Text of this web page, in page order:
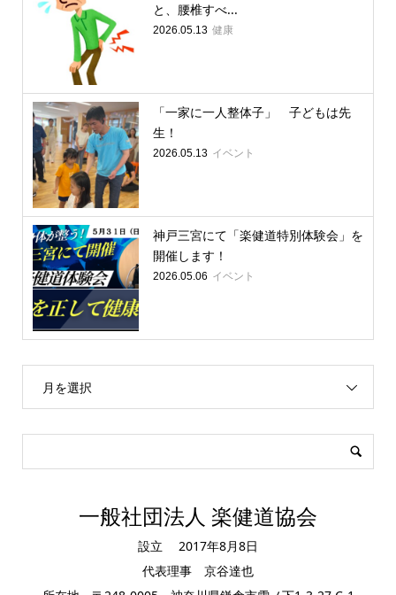
と、腰椎すべ...
2026.05.13 健康
「一家に一人整体子」 子どもは先
生！
2026.05.13 イベント
神戸三宮にて「楽健道特別体験会」を
開催します！
2026.05.06 イベント
月を選択
一般社団法人 楽健道協会
設立 2017年8月8日
代表理事 京谷達也